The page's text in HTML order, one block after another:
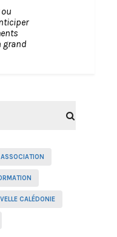
grand
ASSOCIATION
CALÉDONIE